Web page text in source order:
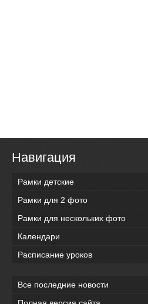
Навигация
Рамки детские
Рамки для 2 фото
Рамки для нескольких фото
Календари
Расписание уроков
Все последние новости